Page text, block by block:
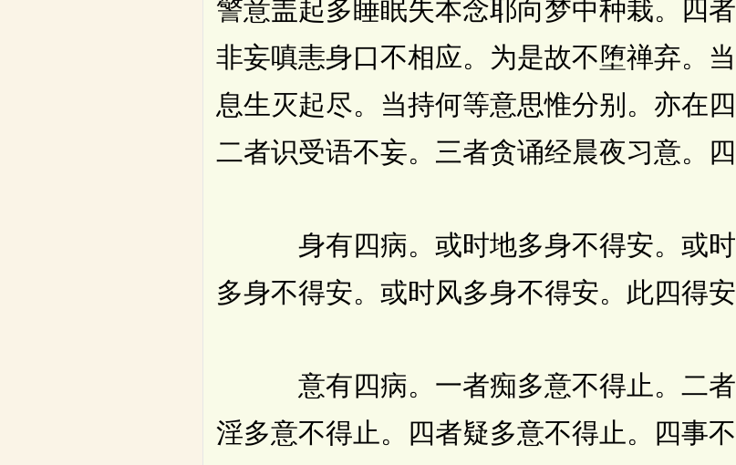
警意盖起多睡眠失本念耶向梦中种栽。四
非妄嗔恚身口不相应。为是故不堕禅弃。
息生灭起尽。当持何等意思惟分别。亦在
二者识受语不妄。三者贪诵经晨夜习意。
身有四病。或时地多身不得安。或时
多身不得安。或时风多身不得安。此四得安
意有四病。一者痴多意不得止。二者
淫多意不得止。四者疑多意不得止。四事不